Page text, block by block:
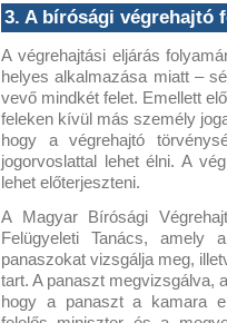
3. A bírósági végrehajtó
A végrehajtási eljárás
helyes alkalmazása miatt –
vevő mindkét felet. Emellett
feleken kívül más személy
hogy a végrehajtó
jogorvoslattal lehet élni. A
lehet előterjeszteni.
A Magyar Bírósági
Felügyeleti Tanács, amely
panaszokat vizsgálja meg,
tart. A panaszt megvizsgálva,
hogy a panaszt a kamara